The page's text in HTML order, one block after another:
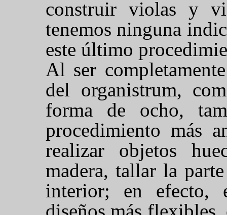
construir violas y
tenemos ninguna
este último
Al ser
del organistrum,
forma de ocho,
procedimiento más
realizar objetos
madera, tallar la
interior; en efecto,